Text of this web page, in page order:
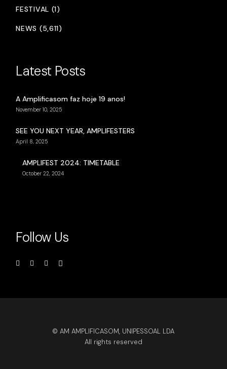
FESTIVAL (1)
NEWS (5,611)
Latest Posts
A Amplificasom faz hoje 19 anos!
November 10, 2025
SEE YOU NEXT YEAR, AMPLIFESTERS
April 8, 2025
AMPLIFEST 2024: TIMETABLE
October 22, 2024
Follow Us
© AM AMPLIFICASOM, UNIPESSOAL LDA
All rights reserved